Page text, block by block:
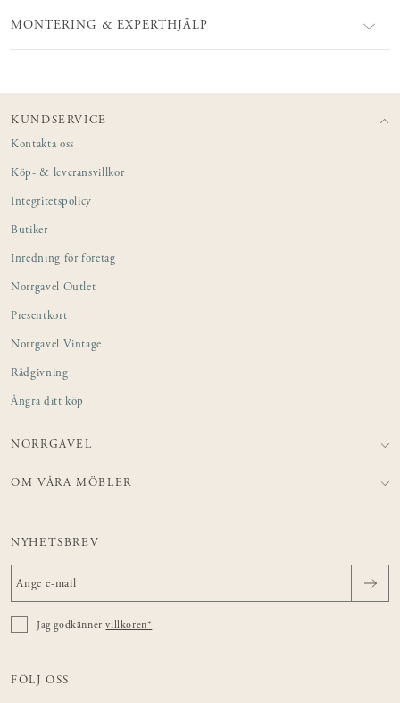
MONTERING & EXPERTHJÄLP
KUNDSERVICE
Kontakta oss
Köp- & leveransvillkor
Integritetspolicy
Butiker
Inredning för företag
Norrgavel Outlet
Presentkort
Norrgavel Vintage
Rådgivning
Ångra ditt köp
NORRGAVEL
OM VÅRA MÖBLER
NYHETSBREV
Jag godkännervillkoren*
FÖLJ OSS